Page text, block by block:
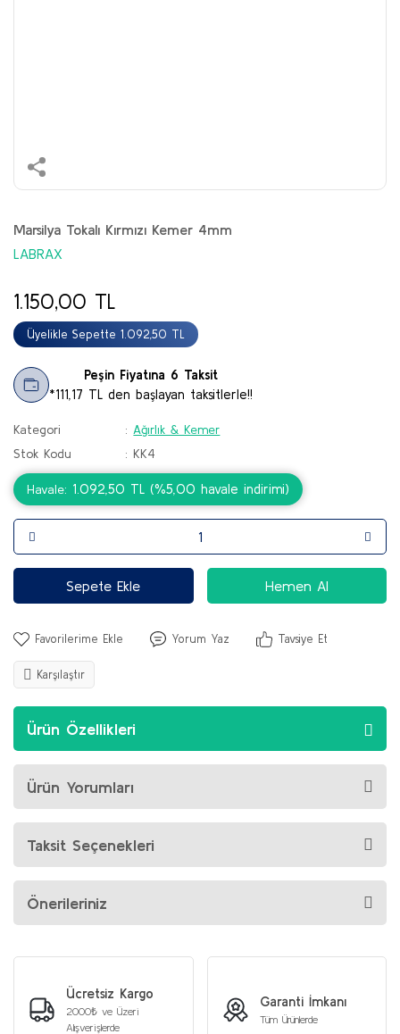
Marsilya Tokalı Kırmızı Kemer 4mm
LABRAX
1.150,00 TL
Üyelikle Sepette 1.092,50 TL
Peşin Fiyatına 6 Taksit
*111,17 TL den başlayan taksitlerle!!
Kategori
Ağırlık & Kemer
Stok Kodu
KK4
Havale 1.092,50 TL (%5,00 havale indirimi)
Sepete Ekle Hemen Al
Yorum Yaz Tavsiye Et
Karşılaştır
Ürün Özellikleri
Ürün Yorumları
Taksit Seçenekleri
Önerileriniz
Ücretsiz Kargo
2000₺ ve Üzeri
Alışverişlerde
Garanti İmkanı
Tüm Ürünlerde